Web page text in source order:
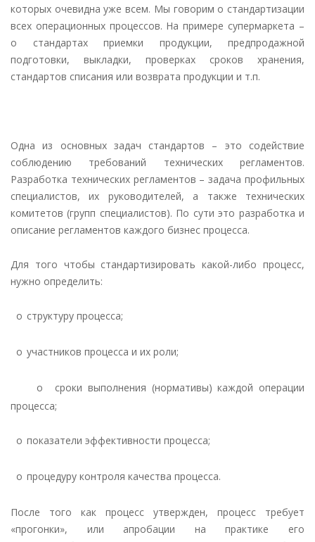
которых очевидна уже всем. Мы говорим о стандартизации
всех операционных процессов. На примере супермаркета –
о стандартах приемки продукции, предпродажной
подготовки, выкладки, проверках сроков хранения,
стандартов списания или возврата продукции и т.п.
Одна из основных задач стандартов – это содействие
соблюдению требований технических регламентов.
Разработка технических регламентов – задача профильных
специалистов, их руководителей, а также технических
комитетов (групп специалистов). По сути это разработка и
описание регламентов каждого бизнес процесса.
Для того чтобы стандартизировать какой-либо процесс,
нужно определить:
структуру процесса;
участников процесса и их роли;
сроки выполнения (нормативы) каждой операции
процесса;
показатели эффективности процесса;
процедуру контроля качества процесса.
После того как процесс утвержден, процесс требует
«прогонки», или апробации на практике его